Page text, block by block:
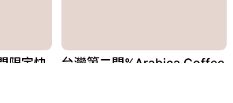
限定快
台灣第二間%Arabica Coffee